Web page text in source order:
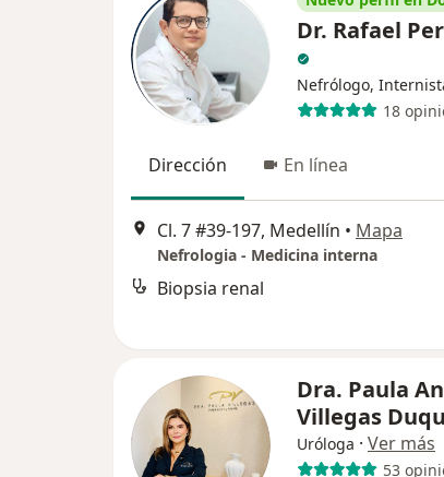
Dr. Rafael
Nefrólogo,
18
Dirección En línea
Cl. 7 #39-197, Medellín • Mapa
Nefrologia - Medicina interna
Biopsia renal
Dra. Paula
Villegas
Uróloga · Ver más
53